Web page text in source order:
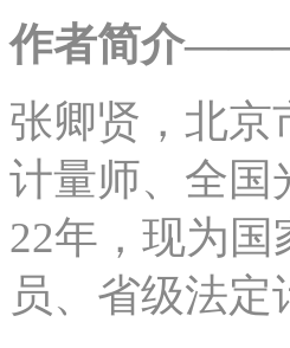
作者简介
张卿贤，北京
计量师、全国
22年，现为
员、省级法